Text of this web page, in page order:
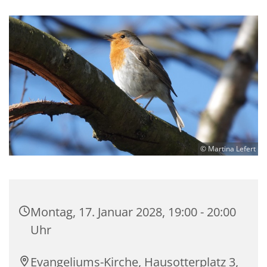
© Martina Lefert
Montag, 17. Januar 2028, 19:00 - 20:00
Uhr
Evangeliums-Kirche, Hausotterplatz 3,